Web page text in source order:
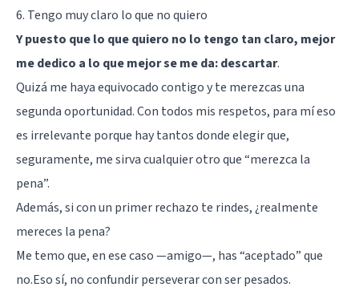
6. Tengo muy claro lo que no quiero
Y puesto que lo que quiero no lo tengo tan claro, mejor
me dedico a lo que mejor se me da: descartar.
Quizá me haya equivocado contigo y te merezcas una
segunda oportunidad. Con todos mis respetos, para mí eso
es irrelevante porque hay tantos donde elegir que,
seguramente, me sirva cualquier otro que “merezca la
pena”.
Además, si con un primer rechazo te rindes, ¿realmente
mereces la pena?
Me temo que, en ese caso —amigo—, has “aceptado” que
no.Eso sí, no confundir perseverar con ser pesados.